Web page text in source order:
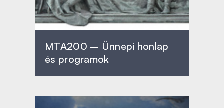
MTA200 – Ünnepi honlap
és programok